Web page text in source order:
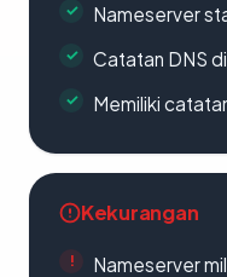
Nameserver
Catatan DNS
Memiliki
Kekurangan
Nameserver